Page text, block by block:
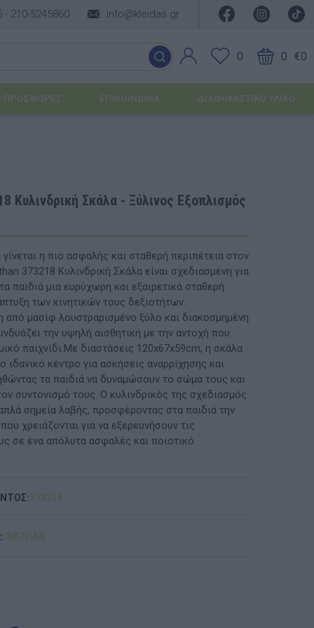
- 210-5245860 info@kleidas.gr
0 0 €0
Ιδέες για το Πάσχα
Καλοκαιρινές Επιλογές
ΙΔΈΕΣ ΓΙΑ ΒΆΠΤΙΣΗ
ΠΡΟΤΆΣΕΙΣ ΈΩΣ 20€
ΑΝΑΜΝΗΣΤΙΚΆ ΚΑΙ ΒΙΒΛΊΑ/ΈΝΤΥΠΑ ΣΧΟΛΙΚΏΝ
ΕΠΙΤΡΟΠΏΝ & ΣΧΟΛΙΚΏΝ ΜΟΝΆΔΩΝ
Έντυπα-Βιβλία Παιδικών Σταθμων
Έντυπα-Βιβλία Νηπιαγωγείων
ΠΡΟΣΦΟΡΈΣ ΕΠΙΚΟΙΝΩΝΊΑ ΔΙΑΦΗΜΙΣΤΙΚΟ ΥΛΙΚΟ
Κυλινδρική Σκάλα - Ξύλινος Εξοπλισμός
η πιο ασφαλής και σταθερή περιπέτεια στον
373218 Κυλινδρική Σκάλα είναι σχεδιασμένη για
παιδιά μια ευρύχωρη και εξαιρετικά σταθερή
των κινητικών τους δεξιοτήτων.
από μασίφ λουστραρισμένο ξύλο και διακοσμημένη
την υψηλή αισθητική με την αντοχή που
παιχνίδι.Με διαστάσεις 120x67x59cm, η σκάλα
ιδανικό κέντρο για ασκήσεις αναρρίχησης και
τα παιδιά να δυναμώσουν το σώμα τους και
συντονισμό τους. Ο κυλινδρικός της σχεδιασμός
σημεία λαβής, προσφέροντας στα παιδιά την
χρειάζονται για να εξερευνήσουν τις
σε ένα απόλυτα ασφαλές και ποιοτικό
373218
NATHAN